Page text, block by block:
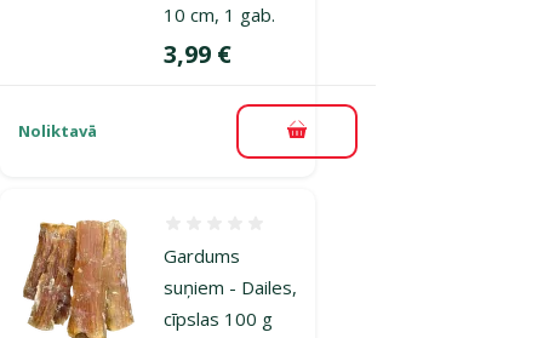
10 cm, 1 gab.
Cena
3,99 €
Noliktavā Pievienot grozam
Gardums
suņiem - Dailes,
cīpslas 100 g